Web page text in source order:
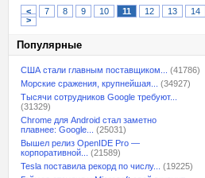
< 7 8 9 10 11 12 13
14
>
Популярные
США стали главным поставщиком...
(41786)
Морские сражения, крупнейшая...
(34927)
Тысячи сотрудников Google требуют...
(31329)
Chrome для Android стал заметно
плавнее: Google...
(25031)
Вышел релиз OpenIDE Pro —
корпоративной...
(21589)
Tesla поставила рекорд по числу...
(19225)